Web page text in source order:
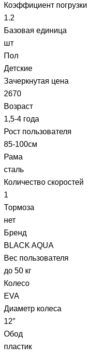
Коэффициент погрузки
1.2
Базовая единица
шт
Пол
Детские
Зачеркнутая цена
2670
Возраст
1,5-4 года
Рост пользователя
85-100см
Рама
сталь
Количество скоростей
1
Тормоза
нет
Бренд
BLACK AQUA
Вес пользователя
до 50 кг
Колесо
EVA
Диаметр колеса
12″
Обод
пластик